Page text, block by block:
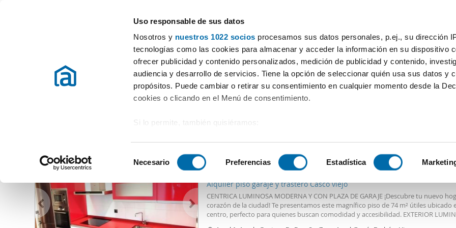
Uso responsable de sus datos
Nosotros y nuestros 1022 socios procesamos sus datos personales, p.ej., su dirección
tecnologías como las cookies para almacenar y acceder la información en su dispositivo
ofrecer publicidad y contenido personalizados, medición de publicidad y contenido,
audiencia y desarrollo de servicios. Tiene la opción de seleccionar quién usa sus datos y
propósitos. Puede cambiar o retirar su consentimiento en cualquier momento desde la
cookies o clicando en el Menú de consentimiento.
Si lo permite, también quisiéramos:
Identificar su dispositivo analizándolo activamente para buscar características
Obtenga más información sobre cómo se procesan sus datos personales y establezca sus
preferencias en la
sección de datos. Puede cambiar o retirar su consentimiento en
en la Declaración de cookies.
e
c
c
Necesario Preferencias Estadística
Habitaciones Más filtros - 2
Alquiler pisos Pontevedra Alquiler pisos Martin Echegaray Vigo
Alquiler pisos Martin Echegaray Vigo (0 viviendas)
2 2 Hab 2 Baños
Alquiler piso garaje y trastero Casco viejo
CENTRICA LUMINOSA MODERNA Y CON PLAZA DE GARAJE ¡Descubre tu nuevo
corazón de la ciudad! Te presentamos este magnífico piso de 74 m² útiles ubicado
centro, perfecto para quienes buscan comodidad y accesibilidad. EXTERIOR